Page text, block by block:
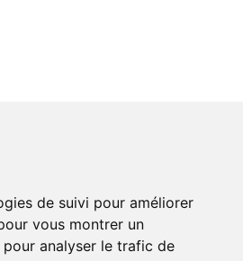
de suivi pour améliorer
vous montrer un
analyser le trafic de